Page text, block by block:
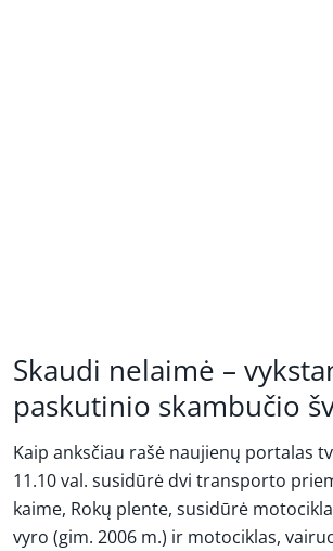
Skaudi nelaimė –
paskutinio skambučio
Kaip anksčiau rašė naujienų portalas
11.10 val. susidūrė dvi transporto
kaime, Rokų plente, susidūrė
vyro (gim. 2006 m.) ir motociklas,